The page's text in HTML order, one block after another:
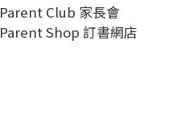
Parent Club 家長會
Parent Shop 訂書網店